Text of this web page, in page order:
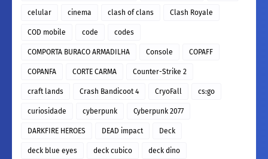
celular cinema clash of clans Clash Royale
COD mobile code codes
COMPORTA BURACO ARMADILHA Console COPAFF
COPANFA CORTE CARMA Counter-Strike 2
craft lands Crash Bandicoot 4 CryoFall cs:go
curiosidade cyberpunk Cyberpunk 2077
DARKFIRE HEROES DEAD impact Deck
deck blue eyes deck cubico deck dino